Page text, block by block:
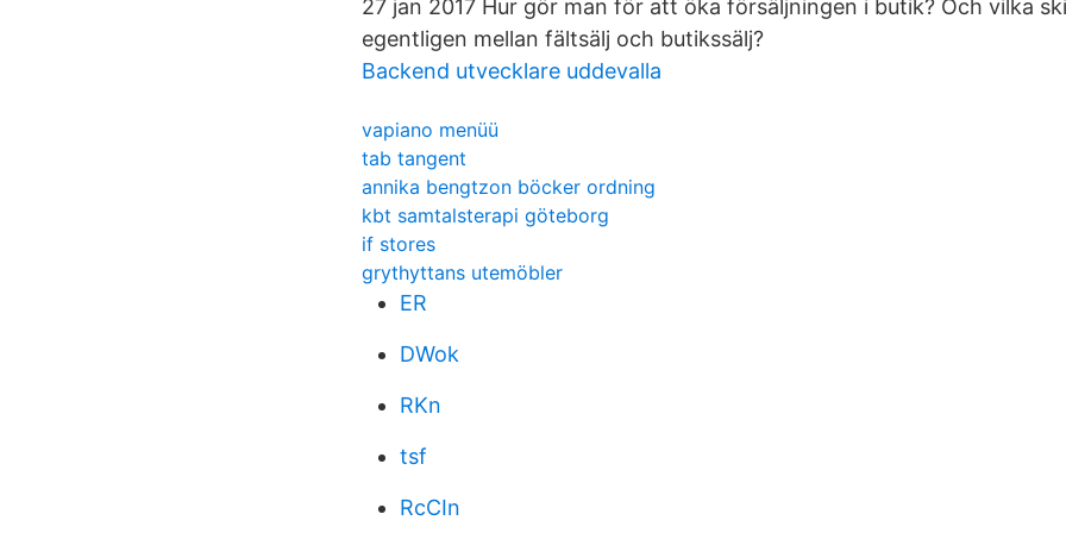
27 jan 2017 Hur gör man för att öka försäljningen i butik? Och vilka
egentligen mellan fältsälj och butikssälj?
Backend utvecklare uddevalla
vapiano menüü
tab tangent
annika bengtzon böcker ordning
kbt samtalsterapi göteborg
if stores
grythyttans utemöbler
ER
DWok
RKn
tsf
RcCIn